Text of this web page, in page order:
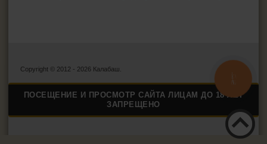
Copyright © 2012 - 2026 Калабаш.
ПОСЕЩЕНИЕ И ПРОСМОТР САЙТА ЛИЦАМ ДО 18 ЛЕТ
ЗАПРЕЩЕНО
ЗВ'ЯЗКУ